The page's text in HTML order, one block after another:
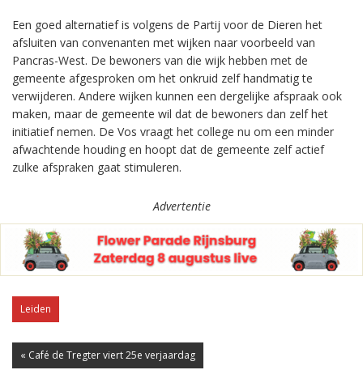
Een goed alternatief is volgens de Partij voor de Dieren het
afsluiten van convenanten met wijken naar voorbeeld van
Pancras-West. De bewoners van die wijk hebben met de
gemeente afgesproken om het onkruid zelf handmatig te
verwijderen. Andere wijken kunnen een dergelijke afspraak ook
maken, maar de gemeente wil dat de bewoners dan zelf het
initiatief nemen. De Vos vraagt het college nu om een minder
afwachtende houding en hoopt dat de gemeente zelf actief
zulke afspraken gaat stimuleren.
Advertentie
Leiden
« Café de Tregter viert 25e verjaardag